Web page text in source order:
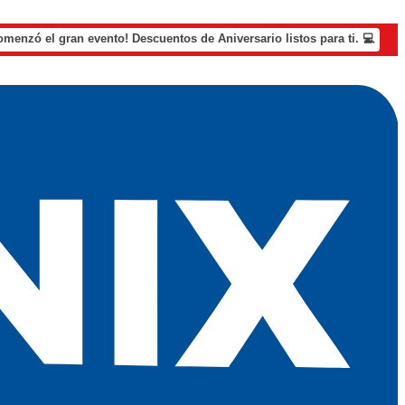
el gran evento! Descuentos de Aniversario listos para ti. 💻